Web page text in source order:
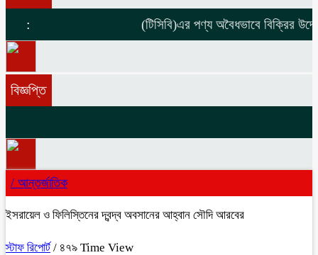
: (টিসিবি)এর পণ্য অবৈধভাবে বিক্রির
বিজ্ঞপ্তি
/ আন্তর্জাতিক
ইসরায়েল ও ফিলিস্তিনের দ্বন্দ্ব অবসানের আহ্বান সৌদি আরবের
স্টাফ রিপোর্ট / ৪৭৯ Time View